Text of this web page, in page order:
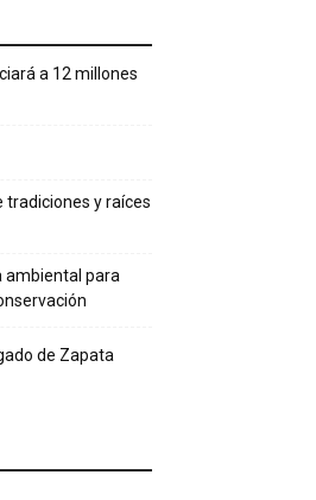
a 12 millones
y raíces
para
de Zapata